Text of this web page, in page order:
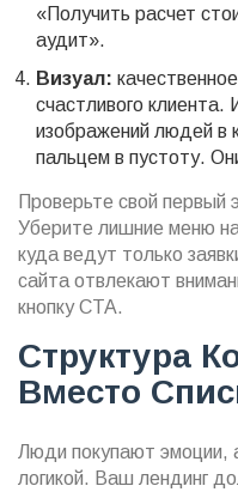
«Получить расчет
аудит».
Визуал:
счастливого клиента.
изображений людей в
пальцем в пустоту.
Проверьте свой первый
Уберите лишние меню
куда ведут только
сайта отвлекают
кнопку CTA.
Структура
Вместо
Люди покупают эмоции,
логикой. Ваш лендинг